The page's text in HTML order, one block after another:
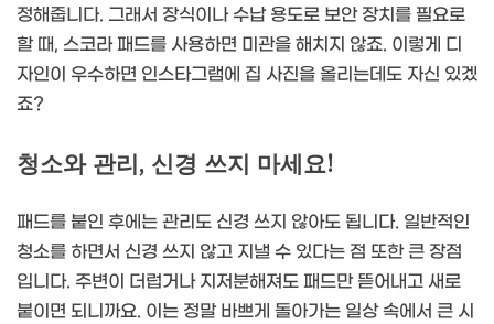
정해줍니다. 그래서 장식이나 수납 용도로 보안 장치를 필요로
할 때, 스코라 패드를 사용하면 미관을 해치지 않죠. 이렇게 디
자인이 우수하면 인스타그램에 집 사진을 올리는데도 자신 있겠
죠?
청소와 관리, 신경 쓰지 마세요!
패드를 붙인 후에는 관리도 신경 쓰지 않아도 됩니다. 일반적인
청소를 하면서 신경 쓰지 않고 지낼 수 있다는 점 또한 큰 장점
입니다. 주변이 더럽거나 지저분해져도 패드만 뜯어내고 새로
붙이면 되니까요. 이는 정말 바쁘게 돌아가는 일상 속에서 큰 시